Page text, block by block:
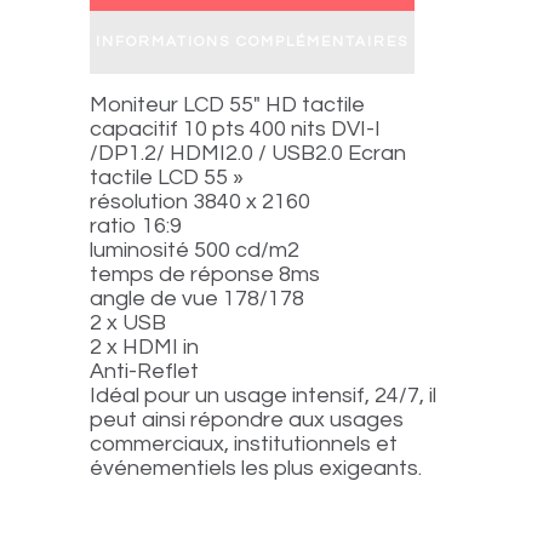
Moniteur LCD 55″ HD tactile
capacitif 10 pts 400 nits DVI-I
/DP1.2/ HDMI2.0 / USB2.0 Ecran
tactile LCD 55 »
résolution 3840 x 2160
ratio 16:9
luminosité 500 cd/m2
temps de réponse 8ms
angle de vue 178/178
2 x USB
2 x HDMI in
Anti-Reflet
Idéal pour un usage intensif, 24/7, il
peut ainsi répondre aux usages
commerciaux, institutionnels et
événementiels les plus exigeants.